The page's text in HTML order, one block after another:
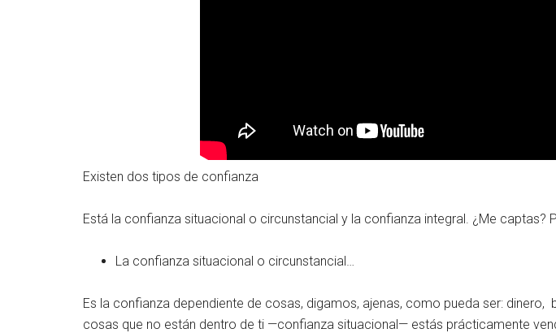
Existen dos tipos de confianza
Está la confianza situacional o circunstancial y la confianza integral. ¿Me captas?
La confianza situacional o circunstancial…
Es la confianza dependiente de cosas, digamos, ajenas, como pueda ser:
cosas que no están dentro de ti —confianza situacional— estás prácticamente